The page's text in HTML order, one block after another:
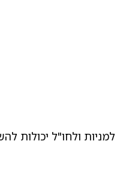
ולחו"ל יכולות